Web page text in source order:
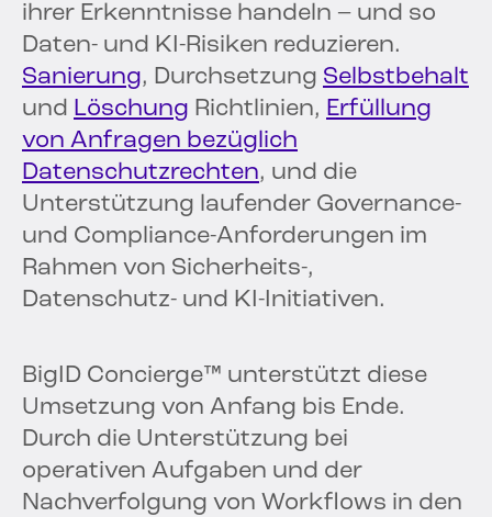
ihrer Erkenntnisse handeln – und so
Daten- und KI-Risiken reduzieren.
Sanierung, Durchsetzung Selbstbehalt
und Löschung Richtlinien, Erfüllung
von Anfragen bezüglich
Datenschutzrechten, und die
Unterstützung laufender Governance-
und Compliance-Anforderungen im
Rahmen von Sicherheits-,
Datenschutz- und KI-Initiativen.
BigID Concierge™ unterstützt diese
Umsetzung von Anfang bis Ende.
Durch die Unterstützung bei
operativen Aufgaben und der
Nachverfolgung von Workflows in den